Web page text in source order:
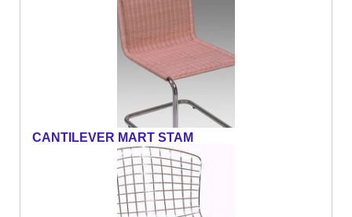
CANTILEVER MART STAM